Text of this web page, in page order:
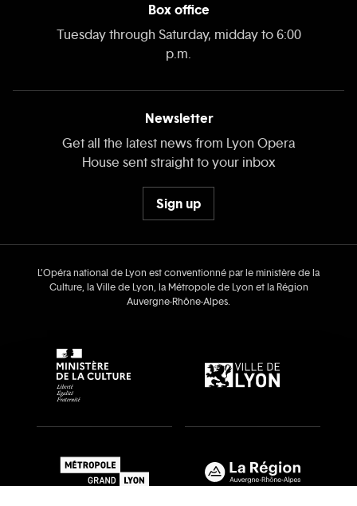
Box office
Tuesday through Saturday, midday to 6:00
p.m.
Newsletter
Get all the latest news from Lyon Opera
House sent straight to your inbox
Sign up
L’Opéra national de Lyon est conventionné par le ministère de la
Culture, la Ville de Lyon, la Métropole de Lyon et la Région
Auvergne‑Rhône‑Alpes.